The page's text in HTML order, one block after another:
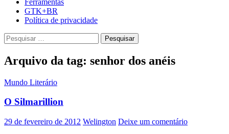
GTK+BR
Política de privacidade
Pesquisar
por:
Arquivo da tag: senhor dos anéis
Mundo Literário
O Silmarillion
29 de fevereiro de 2012 Welington Deixe um comentário